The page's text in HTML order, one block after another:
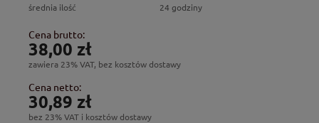
średnia ilość
24 godziny
Cena brutto:
38,00 zł
zawiera 23% VAT, bez kosztów dostawy
Cena netto:
30,89 zł
bez 23% VAT i kosztów dostawy